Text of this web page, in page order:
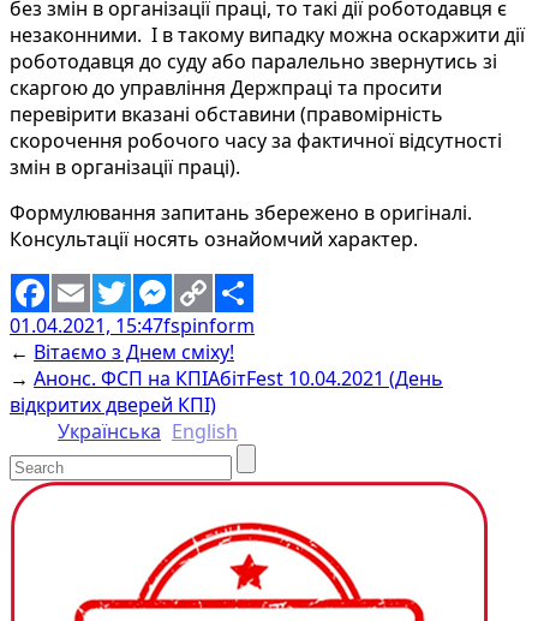
без змін в організації праці, то такі дії роботодавця є
незаконними. І в такому випадку можна оскаржити дії
роботодавця до суду або паралельно звернутись зі
скаргою до управління Держпраці та просити
перевірити вказані обставини (правомірність
скорочення робочого часу за фактичної відсутності
змін в організації праці).
Формулювання запитань збережено в оригіналі.
Консультації носять ознайомчий характер.
Facebook
EmailTwitterMessenger
Copy
Link
Share
01.04.2021, 15:47fspinform
← Вітаємо з Днем сміху!
→ Анонс. ФСП на КПІАбітFest 10.04.2021 (День
відкритих дверей КПІ)
Українська English